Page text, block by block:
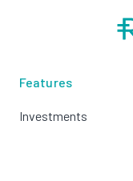
Features
Investments